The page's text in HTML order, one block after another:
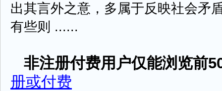
出其言外之意，多属于反映社会矛
有些则 ......
非注册付费用户仅能浏览前
册或付费